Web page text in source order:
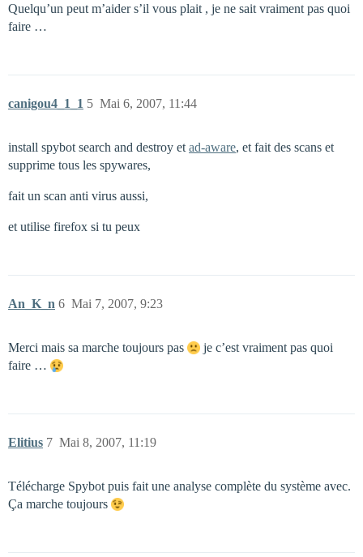
Quelqu’un peut m’aider s’il vous plait , je ne sait vraiment pas quoi
faire …
canigou4_1_1 Mai 6, 2007, 11:44
5
install spybot search and destroy et ad-aware, et fait des scans et
supprime tous les spywares,
fait un scan anti virus aussi,
et utilise firefox si tu peux
An_K_n Mai 7, 2007, 9:23
6
Merci mais sa marche toujours pas
je c’est vraiment pas quoi
faire …
Elitius Mai 8, 2007, 11:19
7
Télécharge Spybot puis fait une analyse complète du système avec.
Ça marche toujours